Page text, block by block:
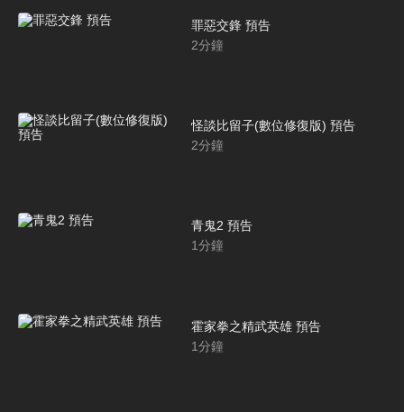
罪惡交鋒 預告
2分鐘
怪談比留子(數位修復版) 預告
2分鐘
青鬼2 預告
1分鐘
霍家拳之精武英雄 預告
1分鐘